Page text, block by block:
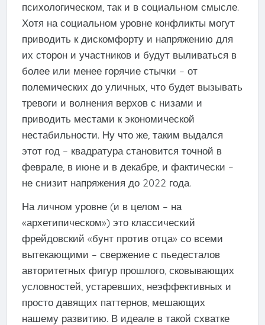
психологическом, так и в социальном смысле.
Хотя на социальном уровне конфликты могут
приводить к дискомфорту и напряжению для
их сторон и участников и будут выливаться в
более или менее горячие стычки – от
полемических до уличных, что будет вызывать
тревоги и волнения верхов с низами и
приводить местами к экономической
нестабильности. Ну что же, таким выдался
этот год – квадратура становится точной в
феврале, в июне и в декабре, и фактически –
не снизит напряжения до 2022 года.
На личном уровне (и в целом – на
«архетипическом») это классический
фрейдовский «бунт против отца» со всеми
вытекающими – свержение с пьедесталов
авторитетных фигур прошлого, сковывающих
условностей, устаревших, неэффективных и
просто давящих паттернов, мешающих
нашему развитию. В идеале в такой схватке